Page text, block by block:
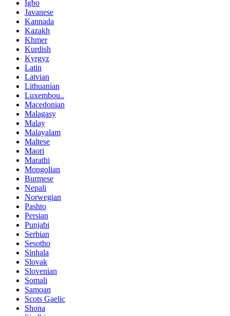
Igbo
Javanese
Kannada
Kazakh
Khmer
Kurdish
Kyrgyz
Latin
Latvian
Lithuanian
Luxembou..
Macedonian
Malagasy
Malay
Malayalam
Maltese
Maori
Marathi
Mongolian
Burmese
Nepali
Norwegian
Pashto
Persian
Punjabi
Serbian
Sesotho
Sinhala
Slovak
Slovenian
Somali
Samoan
Scots Gaelic
Shona